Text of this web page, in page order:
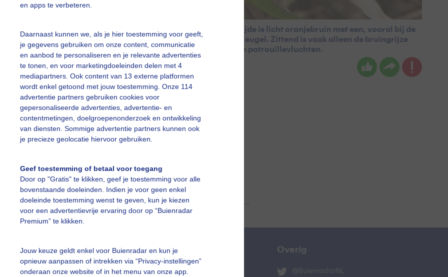
en apps te verbeteren.
Daarnaast kunnen we, als je hier toestemming voor geeft,
je gegevens gebruiken om onze content, communicatie
en aanbod te personaliseren en je relevante advertenties
te tonen, en voor marketingdoeleinden delen met 4
mediapartners. Ook content van 13 externe platformen
wordt enkel getoond met jouw toestemming. Onze 114
advertentie partners gebruiken cookies voor
gepersonaliseerde advertenties, advertentie- en
contentmetingen, doelgroepenonderzoek en ontwikkeling
van diensten. Sommige advertentie partners kunnen ook
je precieze geolocatie hiervoor gebruiken.
Geef toestemming of betaal voor toegang
Door op "Gratis" te klikken, geef je toestemming voor alle
bovenstaande doeleinden. Indien je voor geen enkel
doeleinde toestemming wenst te geven, kun je kiezen
voor een advertentievrije ervaring door op “Buienradar
Premium” te klikken.
Jouw keuze geldt enkel voor Buienradar en kun je
opnieuw aanpassen of intrekken via “Privacy-instellingen”
onderaan onze website of in het menu van onze app.
voorvleugellengte bedraagt ongeveer 15 millimeter. De bovenzijde is licht oranjebruin met een, vooral bij de
opvallende kleine zwarte vlek aan de punt van de voorvleugel. Zittend is vaak alleen de bruingrijze
te zien. De mannetjes bezetten een territorium en maken patrouillevluchten.
Regina Vastenhout Gemaakt: 18-06-2022, 561x bekeken
Vlinder Natuur
slideshow
Een moment geduld aub...
Mijn weer
De Bilt
Overig
@BuienradarNL